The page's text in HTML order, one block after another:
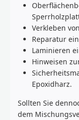
Verkleben
Reparatur
Laminieren
Hinweisen
Epoxidharz.
Sollten Sie
dem